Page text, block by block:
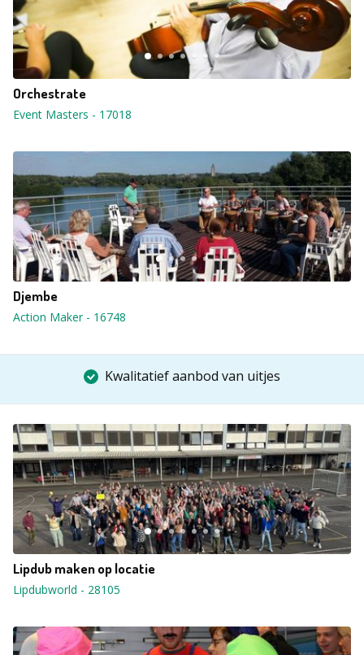
Orchestrate
Event Masters - 17018
Djembe
Action Maker- 16748
Kwalitatief aanbod van uitjes
Lipdub maken op locatie
Lipdubworld - 28105